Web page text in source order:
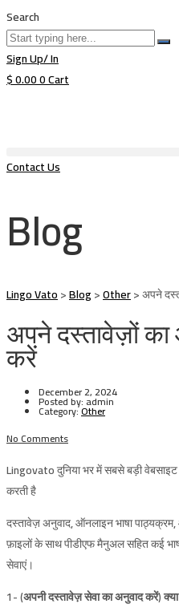
Search
Sign Up/ In
$0.000Cart
Contact Us
Blog
Lingo Vato>Blog>Other>अपने
अपने दस्तावेज़ों
करें
December 2, 2024
Posted by:admin
Category:Other
No Comments
Lingovatoदुनिया भर में सबसे बड़ी
करती है
दस्तावेज़ अनुवाद, ऑनलाइन भाषा पाठ्यक्रम,
फ़ाइलों के साथ पीडीएफ मैनुअल सहित कई
सेवाएं।
1-(अपनी दस्तावेज़ सेवा का अनुवाद करें)